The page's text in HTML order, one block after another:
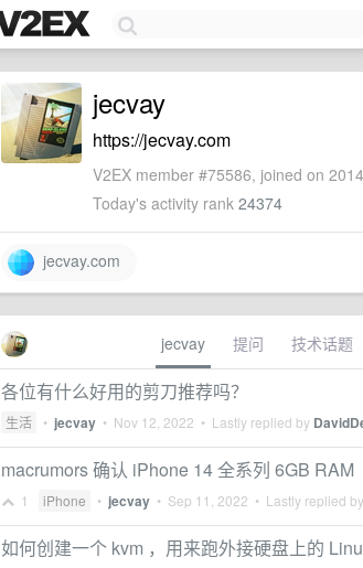
jecvay
https://jecvay.com
V2EX member #75586, joined on
Today's activity rank 24374
jecvay.com
jecvay 提问 技术话题
各位有什么好用的剪刀推荐吗？
生活 • jecvay • Nov 12, 2022 • Lastly replied by
macrumors 确认 iPhone 14 全系列 6GB RAM
1 iPhone • jecvay • Sep 11, 2022 • Lastly replied by
如何创建一个 kvm ，用来跑外接硬盘上的